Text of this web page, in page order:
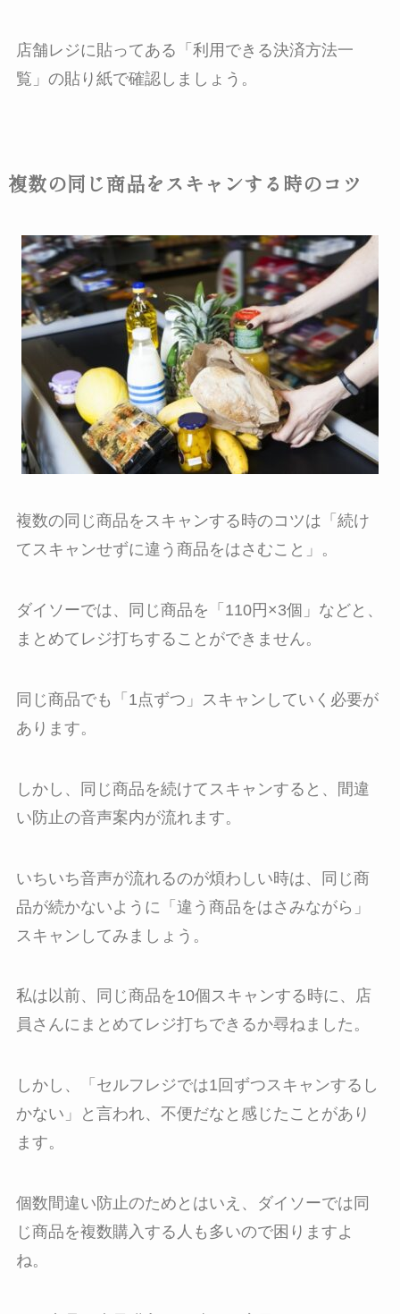
店舗レジに貼ってある「利用できる決済方法一
覧」の貼り紙で確認しましょう。
複数の同じ商品をスキャンする時のコツ
複数の同じ商品をスキャンする時のコツは「続け
てスキャンせずに違う商品をはさむこと」。
ダイソーでは、同じ商品を「110円×3個」などと、
まとめてレジ打ちすることができません。
同じ商品でも「1点ずつ」スキャンしていく必要が
あります。
しかし、同じ商品を続けてスキャンすると、間違
い防止の音声案内が流れます。
いちいち音声が流れるのが煩わしい時は、同じ商
品が続かないように「違う商品をはさみながら」
スキャンしてみましょう。
私は以前、同じ商品を10個スキャンする時に、店
員さんにまとめてレジ打ちできるか尋ねました。
しかし、「セルフレジでは1回ずつスキャンするし
かない」と言われ、不便だなと感じたことがあり
ます。
個数間違い防止のためとはいえ、ダイソーでは同
じ商品を複数購入する人も多いので困りますよ
ね。